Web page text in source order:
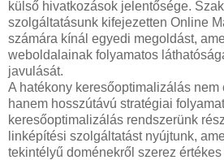
külső hivatkozások jelentősége.
szolgáltatásunk kifejezetten Online
számára kínál egyedi megoldást,
weboldalainak folyamatos
javulását.
A hatékony keresőoptimalizálás nem
hanem hosszútávú stratégiai
keresőoptimalizálás rendszerünk
linképítési szolgáltatást nyújtunk,
tekintélyű doménekről szerez